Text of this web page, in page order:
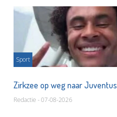
Sport
Zirkzee op weg naar Juventus
Redactie - 07-08-2026